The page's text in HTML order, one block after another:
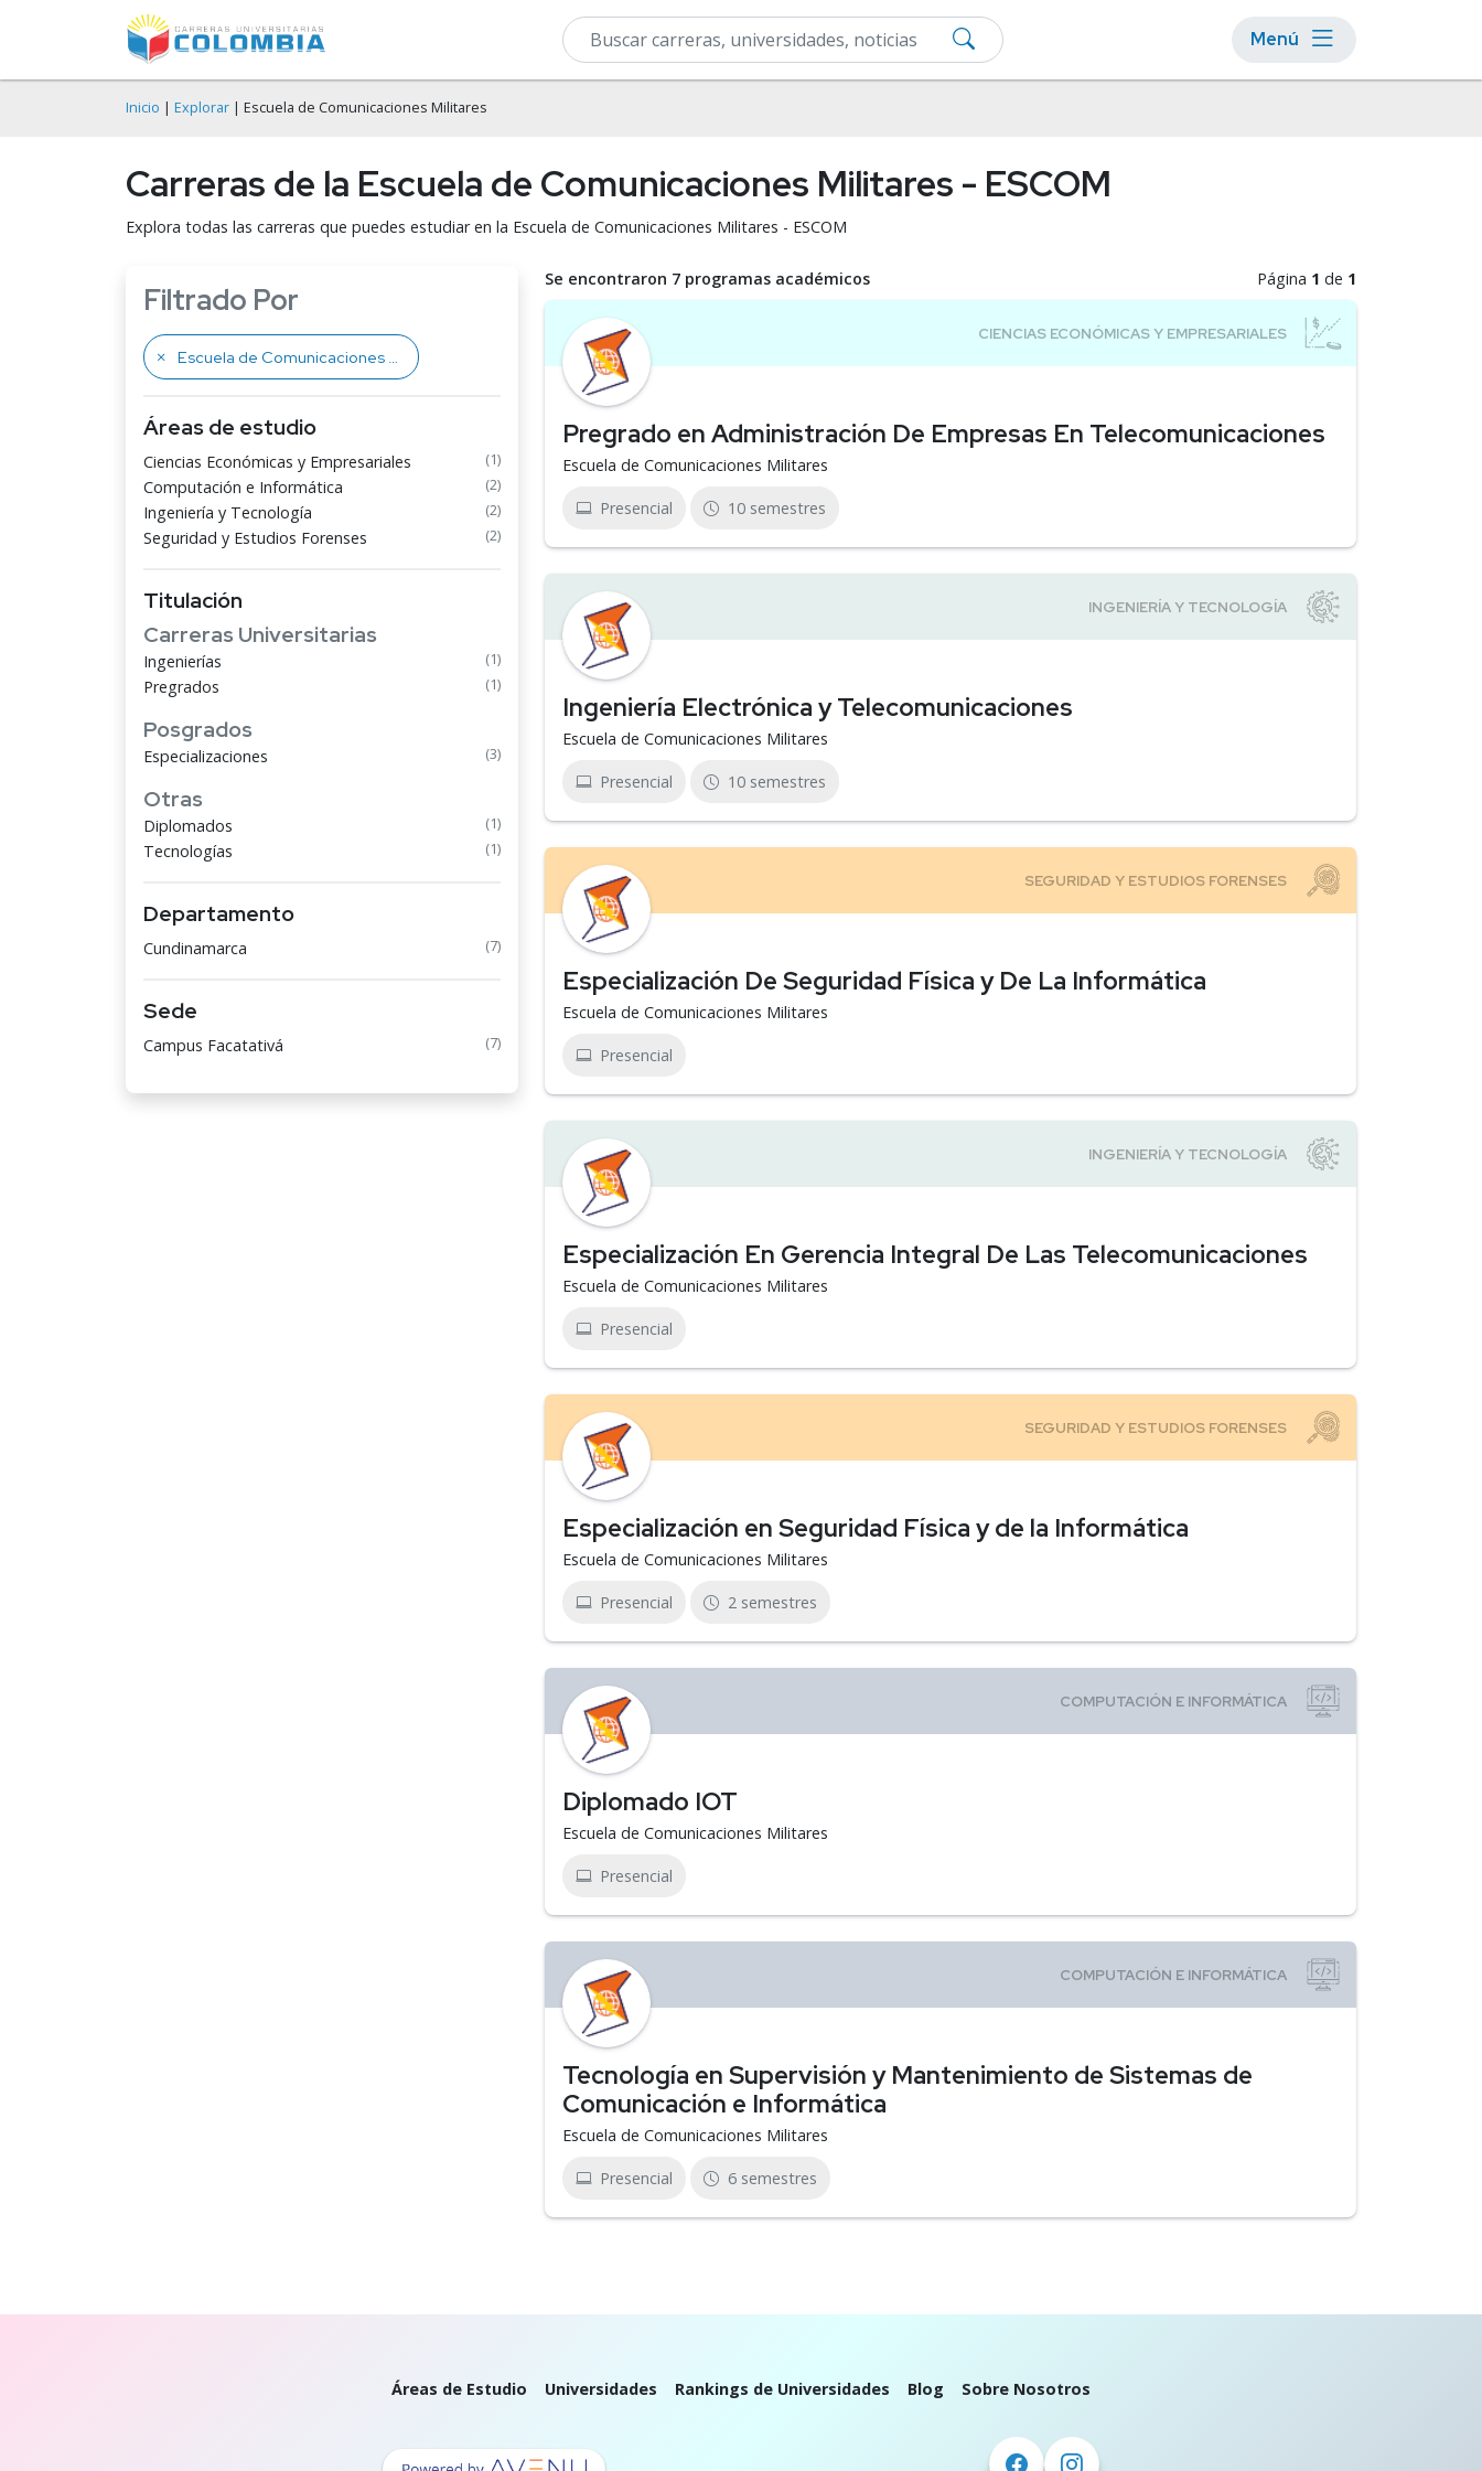
Menú
Inicio | Explorar | Escuela de Comunicaciones Militares
Carreras de la Escuela de Comunicaciones Militares - ESCOM
Explora todas las carreras que puedes estudiar en la Escuela de Comunicaciones Militares - ESCOM
Filtrado Por
Escuela de Comunicaciones Militares
Áreas de estudio
Ciencias Económicas y Empresariales (1)
Computación e Informática (2)
Ingeniería y Tecnología (2)
Seguridad y Estudios Forenses (2)
Titulación
Carreras Universitarias
Ingenierías (1)
Pregrados (1)
Posgrados
Especializaciones (3)
Otras
Diplomados (1)
Tecnologías (1)
Departamento
Cundinamarca (7)
Sede
Campus Facatativá (7)
Se encontraron 7 programas académicos Página 1 de 1
Pregrado en Administración De Empresas En Telecomunicaciones
Escuela de Comunicaciones Militares
Presencial 10 semestres
Ingeniería Electrónica y Telecomunicaciones
Escuela de Comunicaciones Militares
Presencial 10 semestres
Especialización De Seguridad Física y De La Informática
Escuela de Comunicaciones Militares
Presencial
Especialización En Gerencia Integral De Las Telecomunicaciones
Escuela de Comunicaciones Militares
Presencial
Especialización en Seguridad Física y de la Informática
Escuela de Comunicaciones Militares
Presencial 2 semestres
Diplomado IOT
Escuela de Comunicaciones Militares
Presencial
Tecnología en Supervisión y Mantenimiento de Sistemas de
Comunicación e Informática
Escuela de Comunicaciones Militares
Presencial 6 semestres
Áreas de Estudio Universidades Rankings de Universidades Blog Sobre Nosotros